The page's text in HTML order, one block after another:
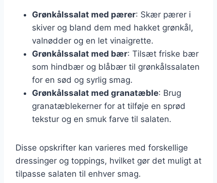
Grønkålssalat med pærer: Skær pærer i
skiver og bland dem med hakket grønkål,
valnødder og en let vinaigrette.
Grønkålssalat med bær: Tilsæt friske bær
som hindbær og blåbær til grønkålssalaten
for en sød og syrlig smag.
Grønkålssalat med granatæble: Brug
granatæblekerner for at tilføje en sprød
tekstur og en smuk farve til salaten.
Disse opskrifter kan varieres med forskellige
dressinger og toppings, hvilket gør det muligt at
tilpasse salaten til enhver smag.